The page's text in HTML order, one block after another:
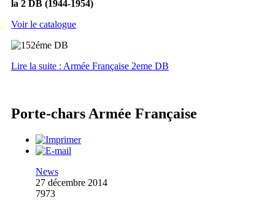
la 2 DB (1944-1954)
Voir le catalogue
Lire la suite : Armée Française 2eme DB
Porte-chars Armée Française
News
27 décembre 2014
7973